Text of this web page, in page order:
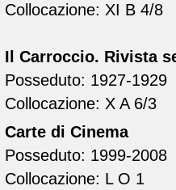
Collocazione: XI B 4/8
Il Carroccio. Rivista
Posseduto: 1927-1929
Collocazione: X A 6/3
Carte di Cinema
Posseduto: 1999-2008
Collocazione: L O 1